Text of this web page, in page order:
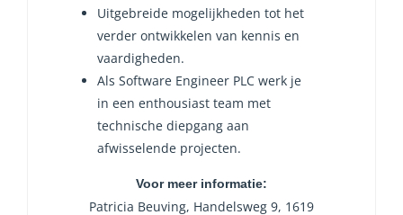
Uitgebreide mogelijkheden tot het
verder ontwikkelen van kennis en
vaardigheden.
Als Software Engineer PLC werk je
in een enthousiast team met
technische diepgang aan
afwisselende projecten.
Voor meer informatie:
Patricia Beuving, Handelsweg 9, 1619